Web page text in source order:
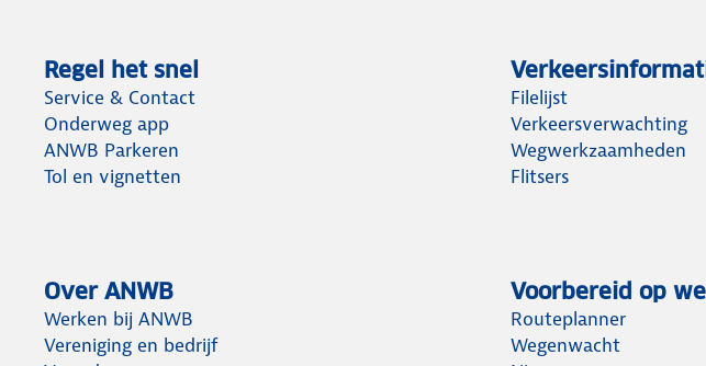
Regel het snel
Service & Contact
Onderweg app
ANWB Parkeren
Tol en vignetten
Filelijst
Verkeersverwachting
Wegwerkzaamheden
Flitsers
Over ANWB
Werken bij ANWB
Vereniging en bedrijf
Voorbereid op
Routeplanner
Wegenwacht